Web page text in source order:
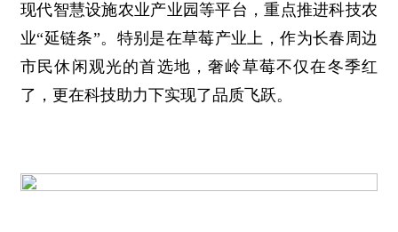
现代智慧设施农业产业园等平台，重点推进科技农
业“延链条”。特别是在草莓产业上，作为长春周边
市民休闲观光的首选地，奢岭草莓不仅在冬季红
了，更在科技助力下实现了品质飞跃。